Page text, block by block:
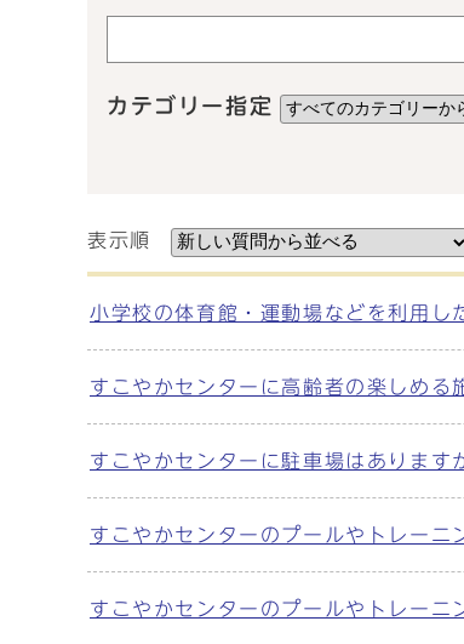
カテゴリー指定
メインメニュー
表示順
小学校の体育館・運動場などを利用し
すこやかセンターに高齢者の楽しめる
すこやかセンターに駐車場はあります
すこやかセンターのプールやトレーニ
すこやかセンターのプールやトレーニ